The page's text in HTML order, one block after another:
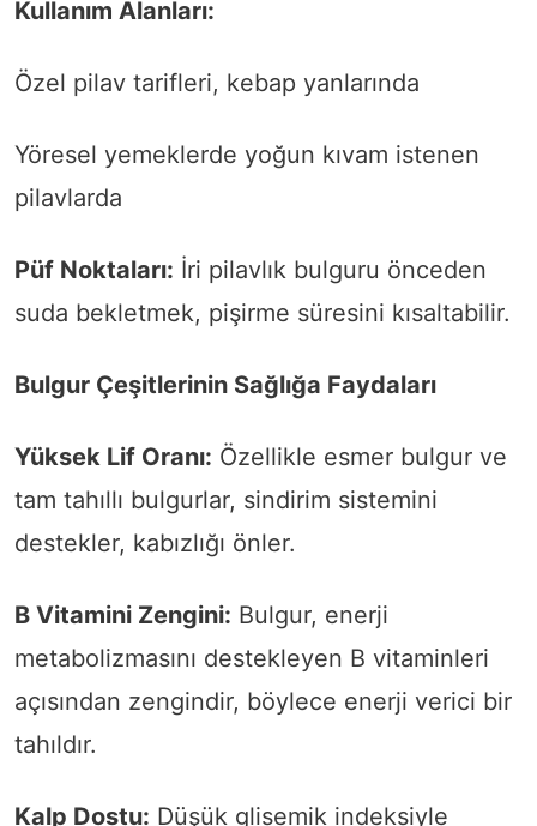
Kullanım Alanları:
Özel pilav tarifleri, kebap yanlarında
Yöresel yemeklerde yoğun kıvam istenen
pilavlarda
Püf Noktaları: İri pilavlık bulguru önceden
suda bekletmek, pişirme süresini kısaltabilir.
Bulgur Çeşitlerinin Sağlığa Faydaları
Yüksek Lif Oranı: Özellikle esmer bulgur ve
tam tahıllı bulgurlar, sindirim sistemini
destekler, kabızlığı önler.
B Vitamini Zengini: Bulgur, enerji
metabolizmasını destekleyen B vitaminleri
açısından zengindir, böylece enerji verici bir
tahıldır.
Kalp Dostu: Düşük glisemik indeksiyle